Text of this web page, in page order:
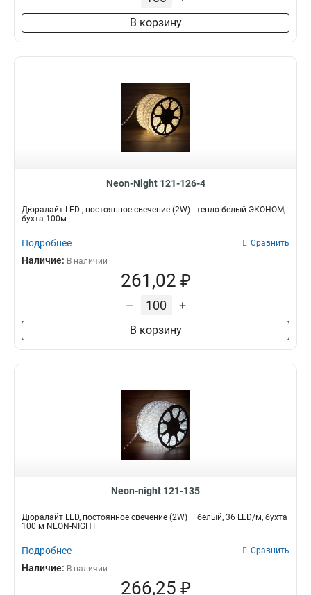
В корзину
Neon-Night 121-126-4
Дюралайт LED , постоянное свечение (2W) - тепло-белый ЭКОНОМ,
бухта 100м
Подробнее Сравнить
Наличие: В наличии
261,02 ₽
– +
В корзину
Neon-night 121-135
Дюралайт LED, постоянное свечение (2W) – белый, 36 LED/м, бухта
100 м NEON-NIGHT
Подробнее Сравнить
Наличие: В наличии
266,25 ₽